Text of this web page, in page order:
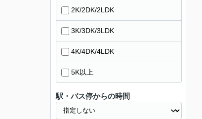
2K/2DK/2LDK
3K/3DK/3LDK
4K/4DK/4LDK
5K以上
駅・バス停からの時間